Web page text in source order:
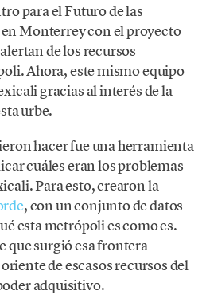
para el Futuro de las
Monterrey con el proyecto
de los recursos
Ahora, este mismo equipo
gracias al interés de la
urbe.
hacer fue una herramienta
cuáles eran los problemas
Para esto, crearon la
, con un conjunto de datos
esta metrópoli es como es.
que surgió esa frontera
de escasos recursos del
adquisitivo.